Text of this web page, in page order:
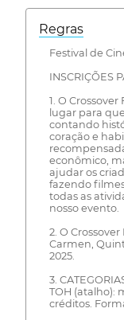
Regras
Festival de
INSCRIÇÕES
1. O
lugar para
contando
coração e
econômico,
ajudar os
fazendo
todas as
nosso evento.
2. O
Carmen,
2025.
3.
TOH (atalho):
créditos.